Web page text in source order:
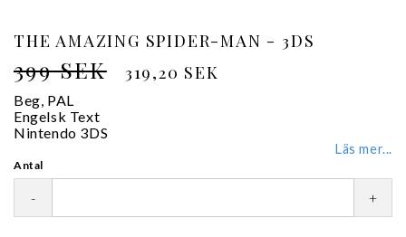
THE AMAZING SPIDER-MAN - 3DS
399 SEK 319,20 SEK
Beg, PAL
Engelsk Text
Nintendo 3DS
Läs mer...
Antal
- +